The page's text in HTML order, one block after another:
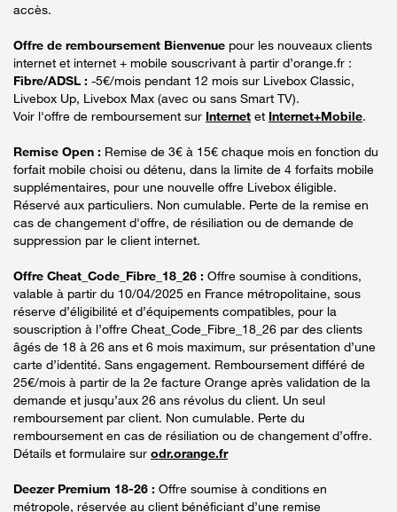
accès.
Offre de remboursement Bienvenue pour les nouveaux clients
internet et internet + mobile souscrivant à partir d’orange.fr :
Fibre/ADSL : -5€/mois pendant 12 mois sur Livebox Classic,
Livebox Up, Livebox Max (avec ou sans Smart TV).
Voir l'offre de remboursement sur Internet et Internet+Mobile.
Remise Open : Remise de 3€ à 15€ chaque mois en fonction du
forfait mobile choisi ou détenu, dans la limite de 4 forfaits mobile
supplémentaires, pour une nouvelle offre Livebox éligible.
Réservé aux particuliers. Non cumulable. Perte de la remise en
cas de changement d'offre, de résiliation ou de demande de
suppression par le client internet.
Offre Cheat_Code_Fibre_18_26 : Offre soumise à conditions,
valable à partir du 10/04/2025 en France métropolitaine, sous
réserve d’éligibilité et d’équipements compatibles, pour la
souscription à l’offre Cheat_Code_Fibre_18_26 par des clients
âgés de 18 à 26 ans et 6 mois maximum, sur présentation d’une
carte d’identité. Sans engagement. Remboursement différé de
25€/mois à partir de la 2e facture Orange après validation de la
demande et jusqu’aux 26 ans révolus du client. Un seul
remboursement par client. Non cumulable. Perte du
remboursement en cas de résiliation ou de changement d’offre.
Détails et formulaire sur odr.orange.fr
Deezer Premium 18-26 : Offre soumise à conditions en
métropole, réservée au client bénéficiant d’une remise